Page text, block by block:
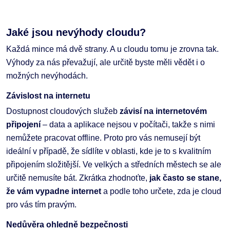
Jaké jsou nevýhody cloudu?
Každá mince má dvě strany. A u cloudu tomu je zrovna tak.
Výhody za nás převažují, ale určitě byste měli vědět i o
možných nevýhodách.
Závislost na internetu
Dostupnost cloudových služeb závisí na internetovém
připojení – data a aplikace nejsou v počítači, takže s nimi
nemůžete pracovat offline. Proto pro vás nemusejí být
ideální v případě, že sídlíte v oblasti, kde je to s kvalitním
připojením složitější. Ve velkých a středních městech se ale
určitě nemusíte bát. Zkrátka zhodnoťte, jak často se stane,
že vám vypadne interneta podle toho určete, zda je cloud
pro vás tím pravým.
Nedůvěra ohledně bezpečnosti